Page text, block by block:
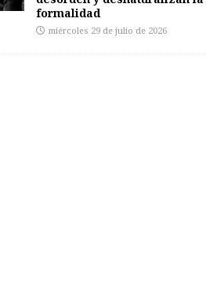
formalidad
miércoles 29 de julio de 2026